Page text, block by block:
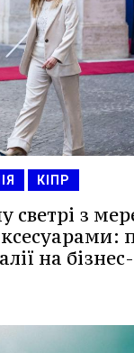
КІПР
светрі з
на бізнес-